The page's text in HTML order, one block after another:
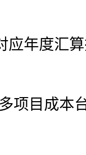
年度汇算
项目成本